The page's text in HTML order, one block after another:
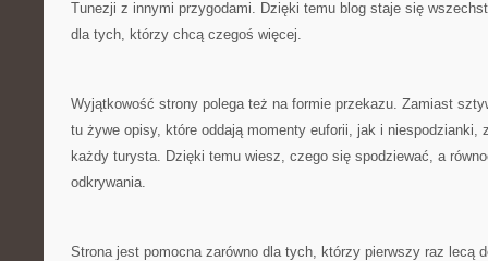
Tunezji z innymi przygodami. Dzięki temu blog staje się
dla tych, którzy chcą czegoś więcej.
Wyjątkowość strony polega też na formie przekazu. Zamiast
tu żywe opisy, które oddają momenty euforii, jak i niespodzianki,
każdy turysta. Dzięki temu wiesz, czego się spodziewać, a
odkrywania.
Strona jest pomocna zarówno dla tych, którzy pierwszy raz lecą